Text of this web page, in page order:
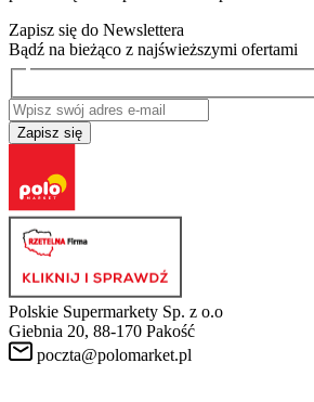
Zapisz się do Newslettera
Bądź na bieżąco z najświeższymi ofertami
Zapisz się
Polskie Supermarkety Sp. z o.o
Giebnia 20, 88-170 Pakość
poczta@polomarket.pl